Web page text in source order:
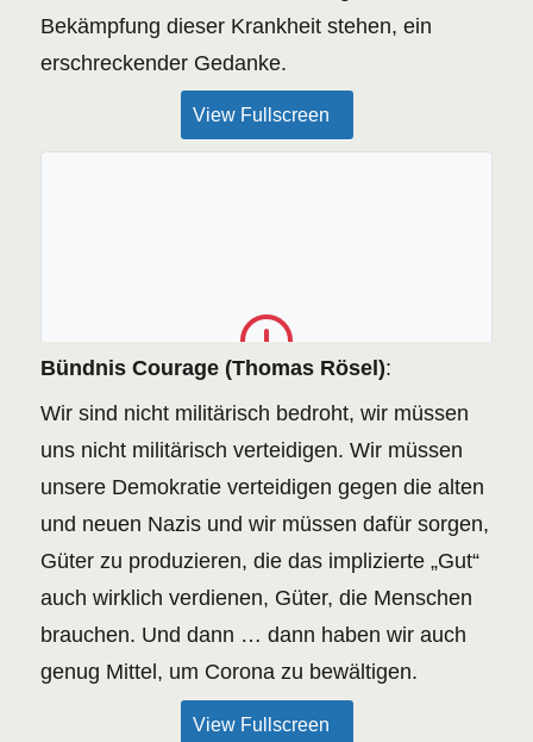
Bekämpfung dieser Krankheit stehen, ein
erschreckender Gedanke.
View Fullscreen
The PDF file could not be found or the server
returned an error.
RETRY
Bündnis Courage (Thomas Rösel):
Wir sind nicht militärisch bedroht, wir müssen
uns nicht militärisch verteidigen. Wir müssen
unsere Demokratie verteidigen gegen die alten
und neuen Nazis und wir müssen dafür sorgen,
Güter zu produzieren, die das implizierte „Gut“
auch wirklich verdienen, Güter, die Menschen
brauchen. Und dann … dann haben wir auch
genug Mittel, um Corona zu bewältigen.
View Fullscreen